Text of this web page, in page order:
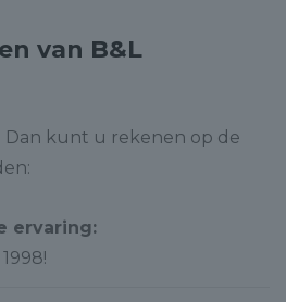
van B&L
Dan kunt u rekenen op de
ervaring: